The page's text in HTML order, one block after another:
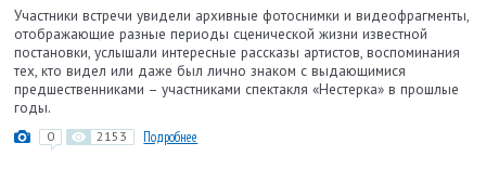
Участники встречи увидели архивные фотоснимки и видеофрагменты,
отображающие разные периоды сценической жизни известной
постановки, услышали интересные рассказы артистов, воспоминания
тех, кто видел или даже был лично знаком с выдающимися
предшественниками – участниками спектакля «Нестерка» в прошлые
годы.
0 2153 Подробнее